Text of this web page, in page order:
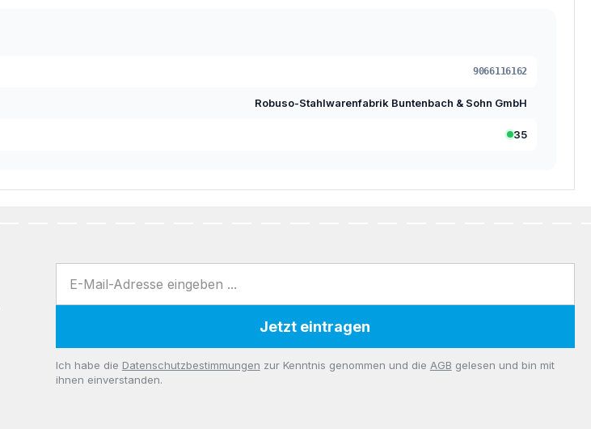
9066116162
Robuso-Stahlwarenfabrik Buntenbach & Sohn GmbH
35
Jetzt eintragen
Datenschutz
Ich habe die Datenschutzbestimmungen zur Kenntnis genommen und die AGB gelesen und bin mit
ihnen einverstanden.